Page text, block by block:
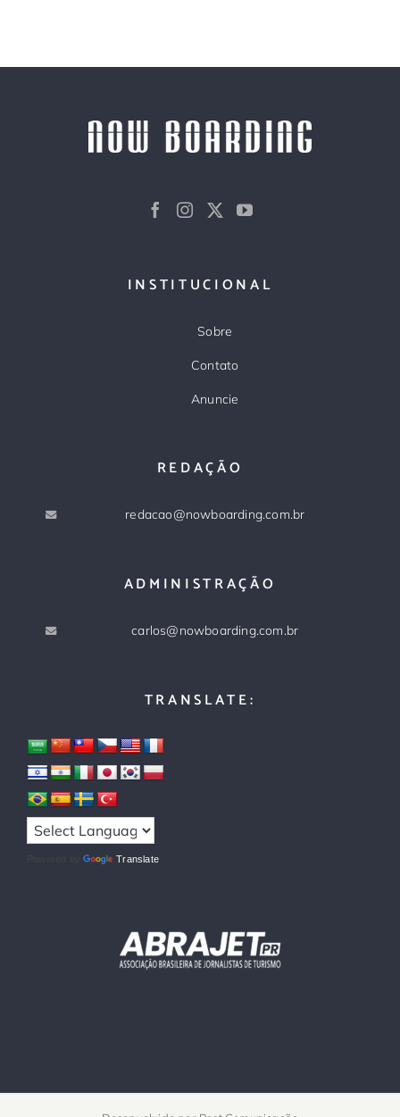
INSTITUCIONAL
Sobre
Contato
Anuncie
REDAÇÃO
redacao@nowboarding.com.br
ADMINISTRAÇÃO
carlos@nowboarding.com.br
TRANSLATE:
Powered by Translate